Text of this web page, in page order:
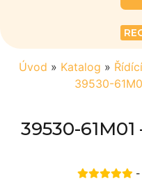
Úvod » Katalog »
39530-
39530-
-